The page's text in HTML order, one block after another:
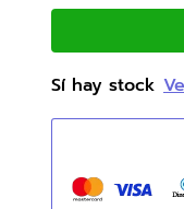
Sí hay stock